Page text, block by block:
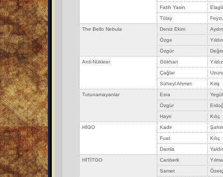
Fatih Yasin
Tülay
The Bello Nebula
Deniz Ekim
Aydın
Özge
Özgür
Anti-Nükleer
Gökhan
Yıldız
Çağlar
Süheyl Ahmet
Kiriş
Tutunamayanlar
Esra
Yegül
Özgür
Hayri
Kılıç
HİGO
Kadir
Şahin
Fuat
Kılıç
Damla
Yaldır
HİTİTGO
Canberk
Samet